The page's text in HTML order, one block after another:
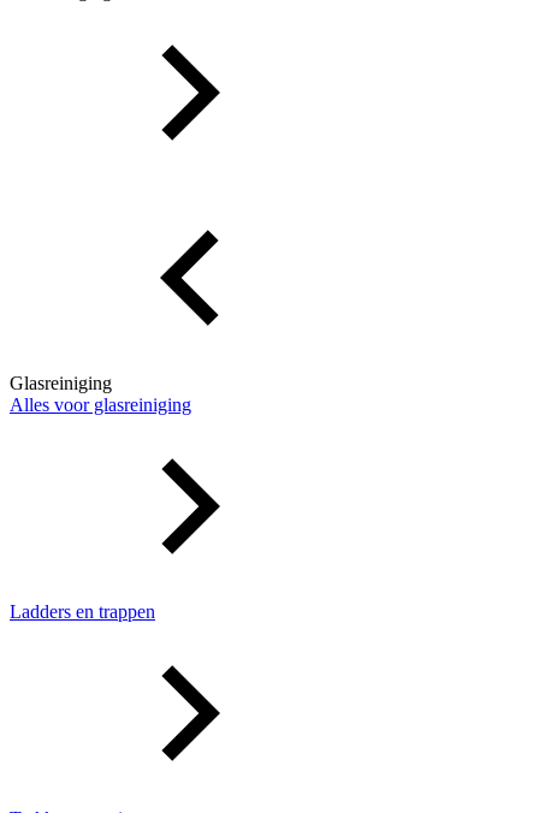
Glasreiniging
Alles voor glasreiniging
Ladders en trappen